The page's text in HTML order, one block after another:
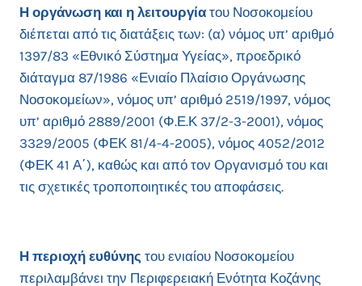
Η οργάνωση και η λειτουργία του Νοσοκομείου
διέπεται από τις διατάξεις των: (α) νόμος υπ’ αριθμό
1397/83 «Εθνικό Σύστημα Υγείας», προεδρικό
διάταγμα 87/1986 «Ενιαίο Πλαίσιο Οργάνωσης
Νοσοκομείων», νόμος υπ’ αριθμό 2519/1997, νόμος
υπ’ αριθμό 2889/2001 (Φ.Ε.Κ 37/2-3-2001), νόμος
3329/2005 (ΦΕΚ 81/4-4-2005), νόμος 4052/2012
(ΦΕΚ 41 Α΄), καθώς και από τον Οργανισμό του και
τις σχετικές τροποποιητικές του αποφάσεις.
Η περιοχή ευθύνης του ενιαίου Νοσοκομείου
περιλαμβάνει την Περιφερειακή Ενότητα Κοζάνης